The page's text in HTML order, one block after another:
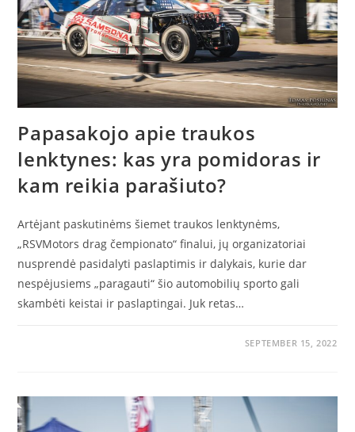
Papasakojo apie traukos
lenktynes: kas yra pomidoras ir
kam reikia parašiuto?
Artėjant paskutinėms šiemet traukos lenktynėms,
„RSVMotors drag čempionato“ finalui, jų organizatoriai
nusprendė pasidalyti paslaptimis ir dalykais, kurie dar
nespėjusiems „paragauti“ šio automobilių sporto gali
skambėti keistai ir paslaptingai. Juk retas…
SEPTEMBER 15, 2022